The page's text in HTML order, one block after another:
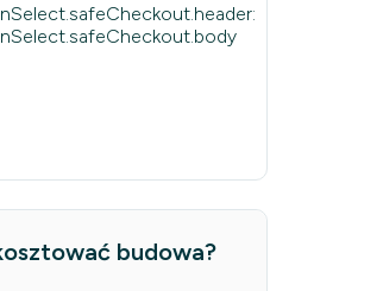
budowa?